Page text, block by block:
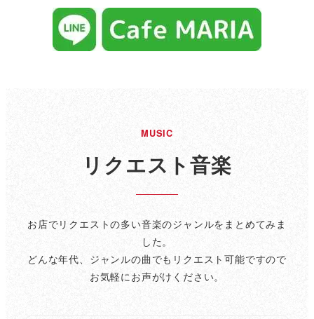
MUSIC
リクエスト音楽
お店でリクエストの多い音楽のジャンルをまとめてみま
した。
どんな年代、ジャンルの曲でもリクエスト可能ですので
お気軽にお声がけください。